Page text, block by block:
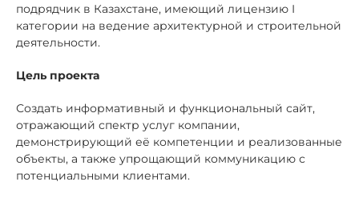
подрядчик в Казахстане, имеющий лицензию I
категории на ведение архитектурной и строительной
деятельности.
Цель проекта
Создать информативный и функциональный сайт,
отражающий спектр услуг компании,
демонстрирующий её компетенции и реализованные
объекты, а также упрощающий коммуникацию с
потенциальными клиентами.